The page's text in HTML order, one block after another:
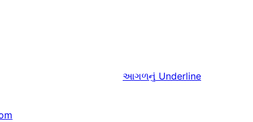
આગળનું Underline